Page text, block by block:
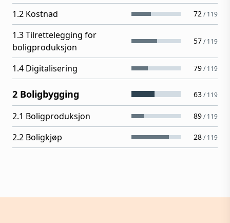
1.2 Kostnad 72/119
1.3 Tilrettelegging for
boligproduksjon
57/119
1.4 Digitalisering 79/119
2 Boligbygging 63/119
2.1 Boligproduksjon 89/119
2.2 Boligkjøp 28/119